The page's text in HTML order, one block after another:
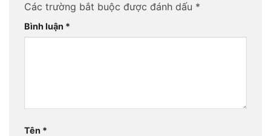
Các trường bắt buộc được đánh dấu *
Bình luận *
Tên *